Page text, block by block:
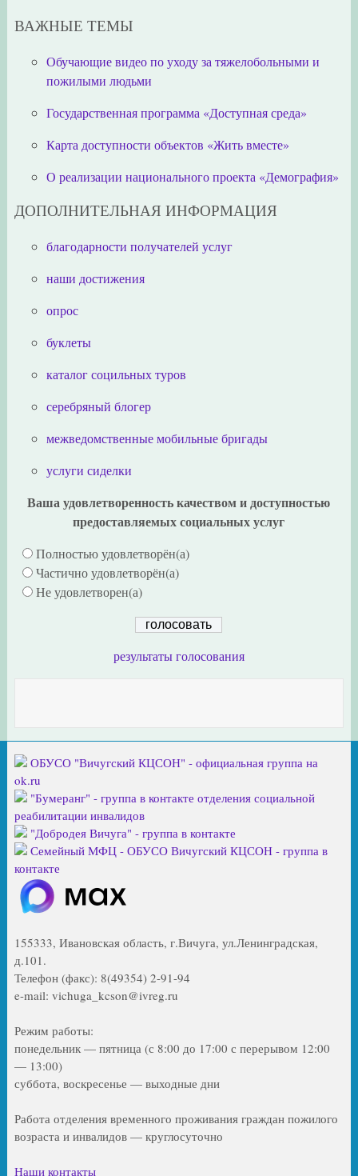
ВАЖНЫЕ ТЕМЫ
Обучающие видео по уходу за тяжелобольными и
пожилыми людьми
Государственная программа «Доступная среда»
Карта доступности объектов «Жить вместе»
О реализации национального проекта «Демография»
ДОПОЛНИТЕЛЬНАЯ ИНФОРМАЦИЯ
благодарности получателей услуг
наши достижения
опрос
буклеты
каталог социльных туров
серебряный блогер
межведомственные мобильные бригады
услуги сиделки
Ваша удовлетворенность качеством и доступностью
предоставляемых социальных услуг
Полностью удовлетворён(а)
Частично удовлетворён(а)
Не удовлетворен(а)
результаты голосования
ОБУСО "Вичугский КЦСОН" - официальная группа на
ok.ru
"Бумеранг" - группа в контакте отделения социальной
реабилитации инвалидов
"Добродея Вичуга" - группа в контакте
Семейный МФЦ - ОБУСО Вичугский КЦСОН - группа в
контакте
155333, Ивановская область, г.Вичуга, ул.Ленинградская,
д.101.
Телефон (факс): 8(49354) 2-91-94
e-mail: vichuga_kcson@ivreg.ru
Режим работы:
понедельник — пятница (с 8:00 до 17:00 с перерывом 12:00
— 13:00)
суббота, воскресенье — выходные дни
Работа отделения временного проживания граждан пожилого
возраста и инвалидов — круглосуточно
Наши контакты